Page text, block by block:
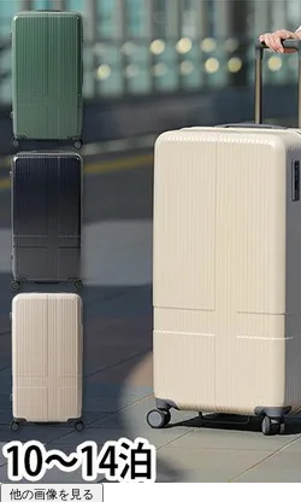
他の画像を見る